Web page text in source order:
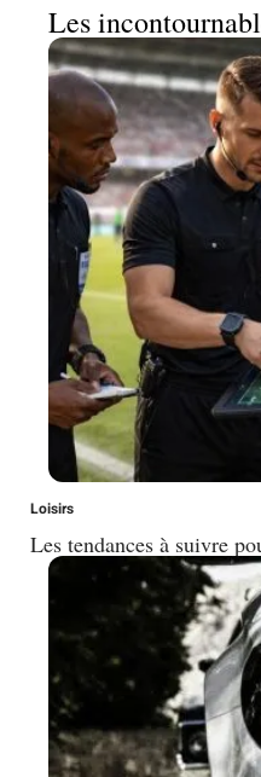
Les
Loisirs
Les tendances à suivre